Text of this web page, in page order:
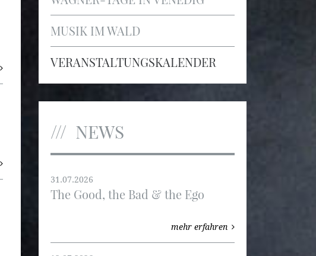
MUSIK IM WALD
VERANSTALTUNGSKALENDER
NEWS
31.07.2026
The Good, the Bad & the Ego
mehr erfahren